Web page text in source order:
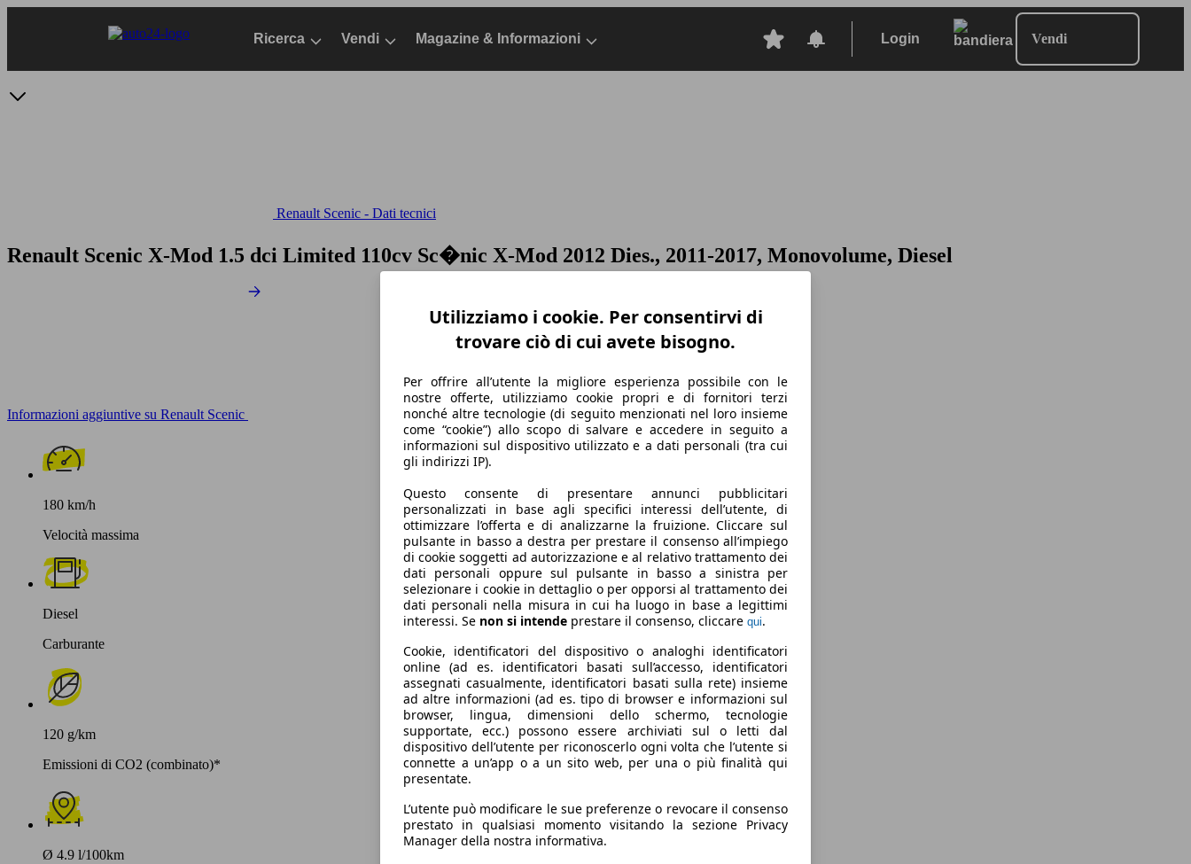
Ricerca Vendi Magazine & Informazioni Login Vendi
Renault Scenic - Dati tecnici
Renault Scenic X-Mod 1.5 dci Limited 110cv Sc�nic X-Mod 2012 Dies., 2011-2017, Monovolume, Diesel
Informazioni aggiuntive su Renault Scenic
180 km/h
Velocità massima
Diesel
Carburante
120 g/km
Emissioni di CO2 (combinato)*
Ø 4.9 l/100km
Utilizziamo i cookie. Per consentirvi di
trovare ciò di cui avete bisogno.
Per offrire all’utente la migliore esperienza possibile con le
nostre offerte, utilizziamo cookie propri e di fornitori terzi
nonché altre tecnologie (di seguito menzionati nel loro insieme
come “cookie”) allo scopo di salvare e accedere in seguito a
informazioni sul dispositivo utilizzato e a dati personali (tra cui
gli indirizzi IP).
Questo consente di presentare annunci pubblicitari
personalizzati in base agli specifici interessi dell’utente, di
ottimizzare l’offerta e di analizzarne la fruizione. Cliccare sul
pulsante in basso a destra per prestare il consenso all’impiego
di cookie soggetti ad autorizzazione e al relativo trattamento dei
dati personali oppure sul pulsante in basso a sinistra per
selezionare i cookie in dettaglio o per opporsi al trattamento dei
dati personali nella misura in cui ha luogo in base a legittimi
interessi. Se non si intende prestare il consenso, cliccare qui.
Cookie, identificatori del dispositivo o analoghi identificatori
online (ad es. identificatori basati sull’accesso, identificatori
assegnati casualmente, identificatori basati sulla rete) insieme
ad altre informazioni (ad es. tipo di browser e informazioni sul
browser, lingua, dimensioni dello schermo, tecnologie
supportate, ecc.) possono essere archiviati sul o letti dal
dispositivo dell’utente per riconoscerlo ogni volta che l’utente si
connette a un’app o a un sito web, per una o più finalità qui
presentate.
L’utente può modificare le sue preferenze o revocare il consenso
prestato in qualsiasi momento visitando la sezione Privacy
Manager della nostra informativa.